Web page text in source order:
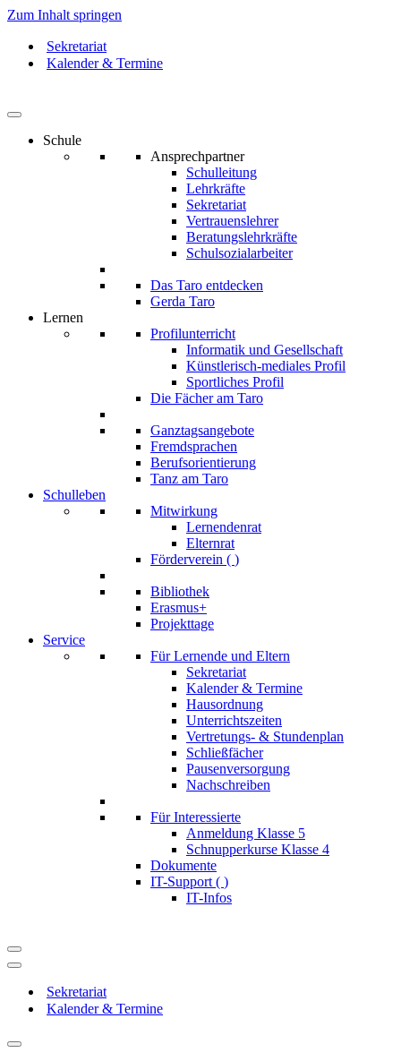
Zum Inhalt springen
Sekretariat
Kalender & Termine
Schule
Ansprechpartner
Schulleitung
Lehrkräfte
Sekretariat
Vertrauenslehrer
Beratungslehrkräfte
Schulsozialarbeiter
Das Taro entdecken
Gerda Taro
Lernen
Profilunterricht
Informatik und Gesellschaft
Künstlerisch-mediales Profil
Sportliches Profil
Die Fächer am Taro
Ganztagsangebote
Fremdsprachen
Berufsorientierung
Tanz am Taro
Schulleben
Mitwirkung
Lernendenrat
Elternrat
Förderverein ( )
Bibliothek
Erasmus+
Projekttage
Service
Für Lernende und Eltern
Sekretariat
Kalender & Termine
Hausordnung
Unterrichtszeiten
Vertretungs- & Stundenplan
Schließfächer
Pausenversorgung
Nachschreiben
Für Interessierte
Anmeldung Klasse 5
Schnupperkurse Klasse 4
Dokumente
IT-Support ( )
IT-Infos
Navigationsmenü
Navigationsmenü
Sekretariat
Kalender & Termine